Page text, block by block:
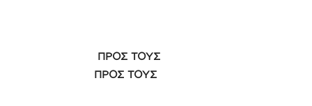
ΠΡΟΣ ΤΟΥΣ
ΠΡΟΣ ΤΟΥΣ